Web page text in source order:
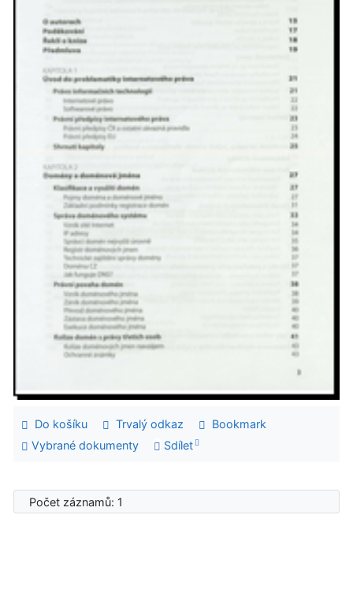
Do košíku Trvalý odkaz
Bookmark
Vybrané dokumenty
Sdílet
Počet záznamů: 1